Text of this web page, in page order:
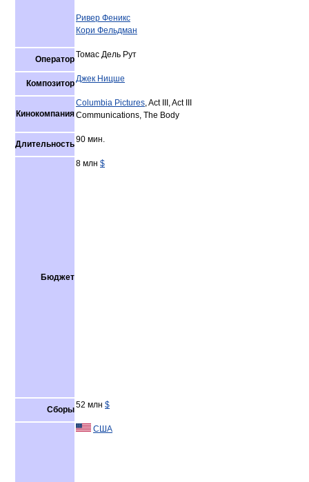
Ривер Феникс
Кори Фельдман
ОператорТомас Дель Рут
КомпозиторДжек Ницше
Кинокомпания
Columbia Pictures, Act III, Act III
Communications, The Body
Длительность90 мин.
Бюджет
8 млн $
Сборы52 млн $
США